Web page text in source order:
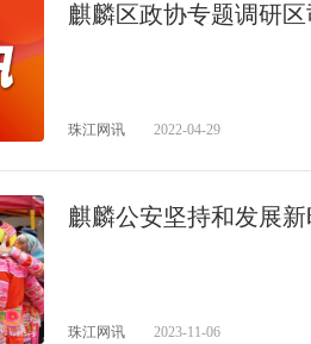
麒麟区政协专题调研
珠江网讯 2022-04-29
麒麟公安坚持和发展
珠江网讯 2023-11-06